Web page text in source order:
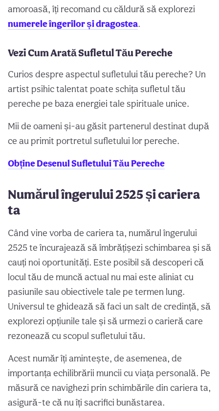
amoroasă, îți recomand cu căldură să explorezi
numerele îngerilor și dragostea.
Vezi Cum Arată Sufletul Tău Pereche
Curios despre aspectul sufletului tău pereche? Un
artist psihic talentat poate schița sufletul tău
pereche pe baza energiei tale spirituale unice.
Mii de oameni și-au găsit partenerul destinat după
ce au primit portretul sufletului lor pereche.
Obține Desenul Sufletului Tău Pereche
Numărul îngerului 2525 și cariera
ta
Când vine vorba de cariera ta, numărul îngerului
2525 te încurajează să îmbrățișezi schimbarea și să
cauți noi oportunități. Este posibil să descoperi că
locul tău de muncă actual nu mai este aliniat cu
pasiunile sau obiectivele tale pe termen lung.
Universul te ghidează să faci un salt de credință, să
explorezi opțiunile tale și să urmezi o carieră care
rezonează cu scopul sufletului tău.
Acest număr îți amintește, de asemenea, de
importanța echilibrării muncii cu viața personală. Pe
măsură ce navighezi prin schimbările din cariera ta,
asigură-te că nu îți sacrifici bunăstarea.